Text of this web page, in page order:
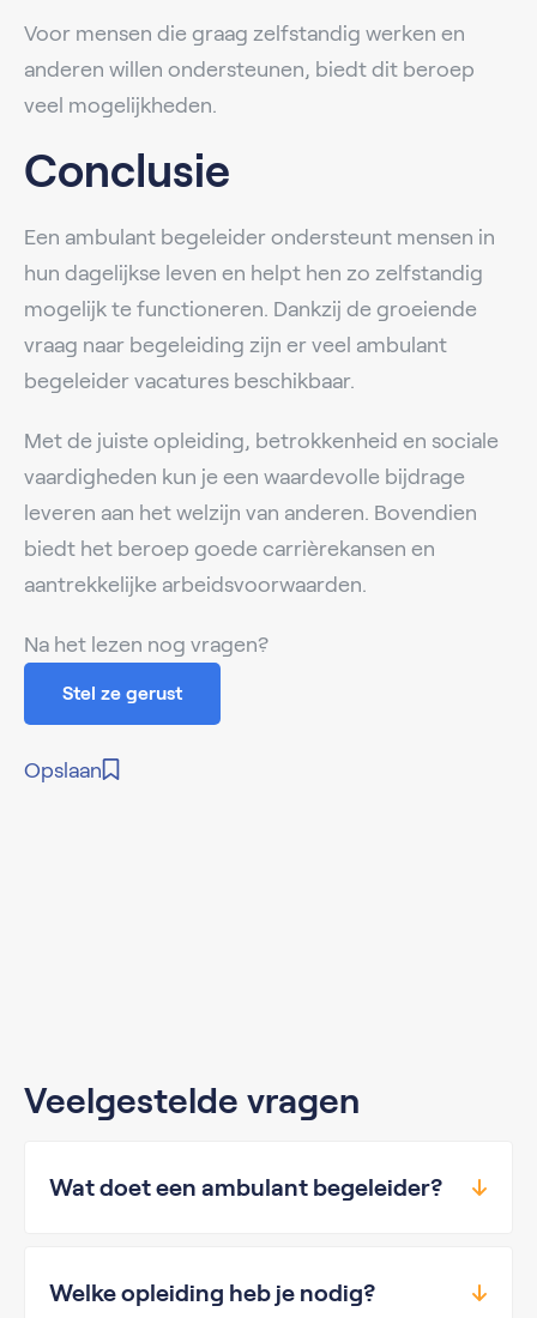
Voor mensen die graag zelfstandig werken en
anderen willen ondersteunen, biedt dit beroep
veel mogelijkheden.
Conclusie
Een ambulant begeleider ondersteunt mensen in
hun dagelijkse leven en helpt hen zo zelfstandig
mogelijk te functioneren. Dankzij de groeiende
vraag naar begeleiding zijn er veel ambulant
begeleider vacatures beschikbaar.
Met de juiste opleiding, betrokkenheid en sociale
vaardigheden kun je een waardevolle bijdrage
leveren aan het welzijn van anderen. Bovendien
biedt het beroep goede carrièrekansen en
aantrekkelijke arbeidsvoorwaarden.
Na het lezen nog vragen?
Stel ze gerust
Opslaan
Veelgestelde vragen
Wat doet een ambulant begeleider?
Welke opleiding heb je nodig?